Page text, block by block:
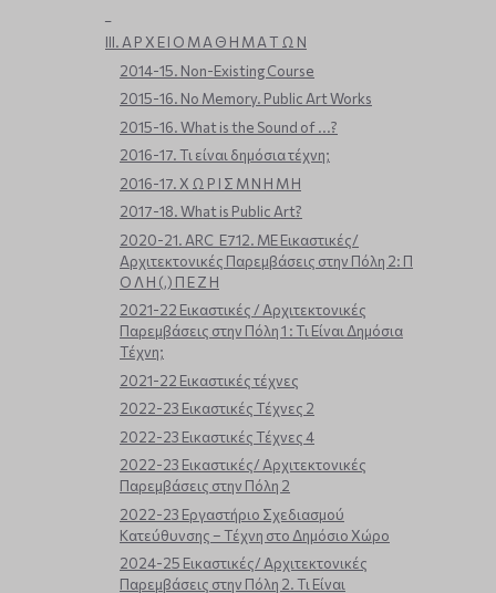
ΙΙΙ. Α Ρ Χ Ε Ι Ο Μ Α Θ Η Μ Α Τ Ω Ν
2014-15. Non-Existing Course
2015-16. No Memory. Public Art Works
2015-16. What is the Sound of ...?
2016-17. Τι είναι δημόσια τέχνη;
2016-17. Χ Ω Ρ Ι Σ Μ Ν Η Μ Η
2017-18. What is Public Art?
2020-21. ARC_E712. ΜΕ Εικαστικές/
Αρχιτεκτονικές Παρεμβάσεις στην Πόλη 2: Π
Ο Λ Η (,) Π Ε Ζ Η
2021-22 Εικαστικές / Αρχιτεκτονικές
Παρεμβάσεις στην Πόλη 1 : Τι Είναι Δημόσια
Τέχνη;
2021-22 Εικαστικές τέχνες
2022-23 Εικαστικές Τέχνες 2
2022-23 Εικαστικές Τέχνες 4
2022-23 Εικαστικές/ Αρχιτεκτονικές
Παρεμβάσεις στην Πόλη 2
2022-23 Εργαστήριο Σχεδιασμού
Κατεύθυνσης – Τέχνη στο Δημόσιο Χώρο
2024-25 Εικαστικές/ Αρχιτεκτονικές
Παρεμβάσεις στην Πόλη 2. Τι Είναι